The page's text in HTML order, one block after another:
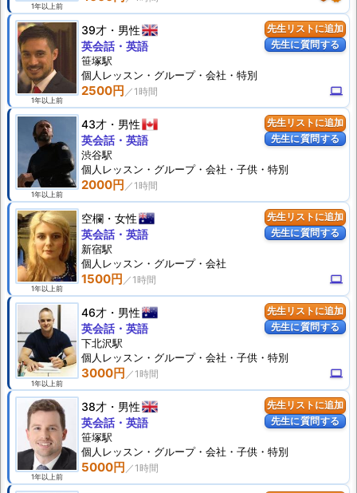
1年以上前
先生リストに追加
先生に質問する
1年以上前
39才 男性
2500円 computer
英会話・英語
笹塚駅
個人 レッスン ・グループ・会社・特別
先生リストに追加
先生に質問する
1年以上前
43才 男性
2000円
英会話・英語
渋谷駅
個人 レッスン ・グループ・会社・子供・特別
先生リストに追加
先生に質問する
1年以上前
空欄 女性
1500円 computer
英会話・英語
新宿駅
個人 レッスン ・グループ・会社
先生リストに追加
先生に質問する
1年以上前
46才 男性
3000円 computer
英会話・英語
下北沢駅
個人 レッスン ・グループ・会社・子供・特別
先生リストに追加
先生に質問する
1年以上前
38才 男性
5000円
英会話・英語
笹塚駅
個人 レッスン ・グループ・会社・子供・特別